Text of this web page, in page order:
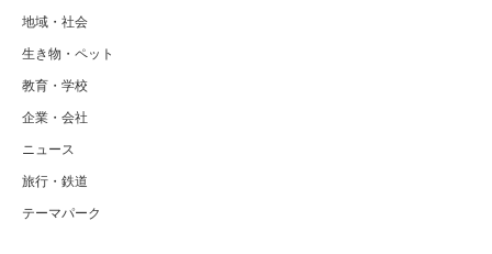
地域・社会
生き物・ペット
教育・学校
企業・会社
ニュース
旅行・鉄道
テーマパーク